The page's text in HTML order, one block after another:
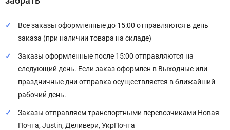
Все заказы оформленные до 15:00 отправляются в день
заказа (при наличии товара на складе)
Заказы оформленные после 15:00 отправляются на
следующий день. Если заказ оформлен в Выходные или
праздничные дни отправка осуществляется в ближайший
рабочий день.
Заказы отправляем транспортными перевозчиками Новая
Почта, Justin, Деливери, УкрПочта